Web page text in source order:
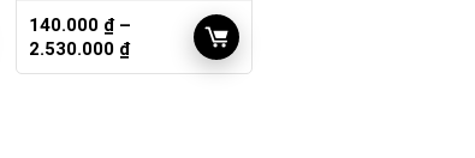
140.000 ₫ –
2.530.000 ₫Khoảng
giá: